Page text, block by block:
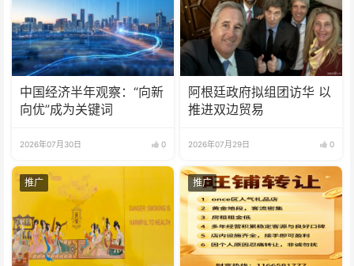
中国经济半年观察：“向新
向优”成为关键词
2026年07月30日 0
阿根廷政府拟组团访华 以
推进双边贸易
2026年07月29日 0
推广 推广